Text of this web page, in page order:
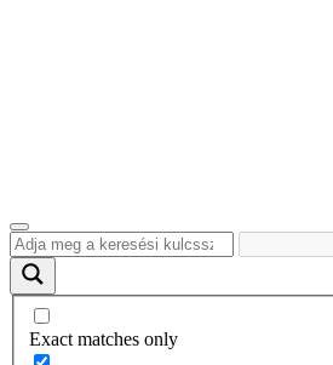
Exact matches only